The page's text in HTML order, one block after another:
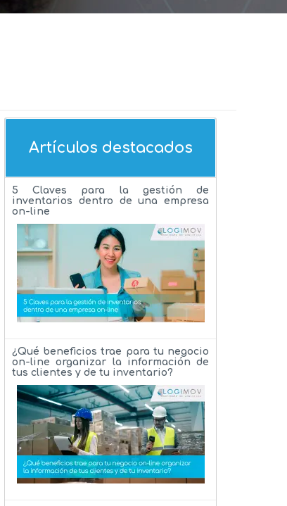
Artículos destacados
5 Claves para la gestión de
inventarios dentro de una empresa
on-line
¿Qué beneficios trae para tu negocio
on-line organizar la información de
tus clientes y de tu inventario?